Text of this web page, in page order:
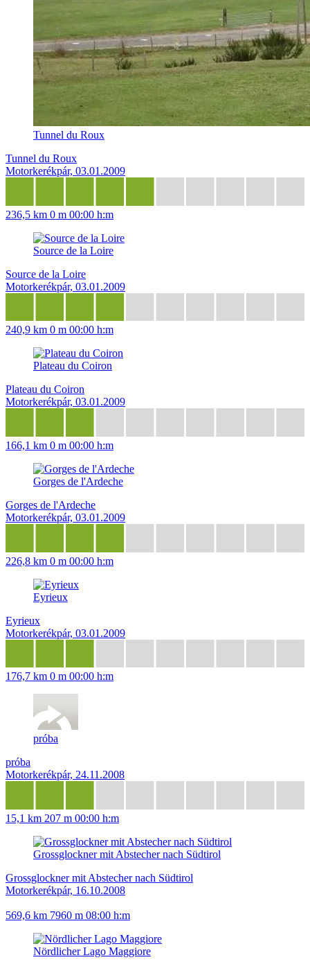
Tunnel du Roux
Tunnel du Roux
Motorkerékpár, 03.01.2009
236,5 km 0 m 00:00 h:m
Source de la Loire
Source de la Loire
Motorkerékpár, 03.01.2009
240,9 km 0 m 00:00 h:m
Plateau du Coiron
Plateau du Coiron
Motorkerékpár, 03.01.2009
166,1 km 0 m 00:00 h:m
Gorges de l'Ardeche
Gorges de l'Ardeche
Motorkerékpár, 03.01.2009
226,8 km 0 m 00:00 h:m
Eyrieux
Eyrieux
Motorkerékpár, 03.01.2009
176,7 km 0 m 00:00 h:m
próba
próba
Motorkerékpár, 24.11.2008
15,1 km 207 m 00:00 h:m
Grossglockner mit Abstecher nach Südtirol
Grossglockner mit Abstecher nach Südtirol
Motorkerékpár, 16.10.2008
569,6 km 7960 m 08:00 h:m
Nördlicher Lago Maggiore